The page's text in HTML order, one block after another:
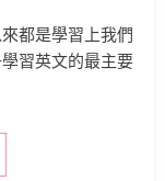
都是學習上我們
習英文的最主要
英文學習》奧斯汀美語